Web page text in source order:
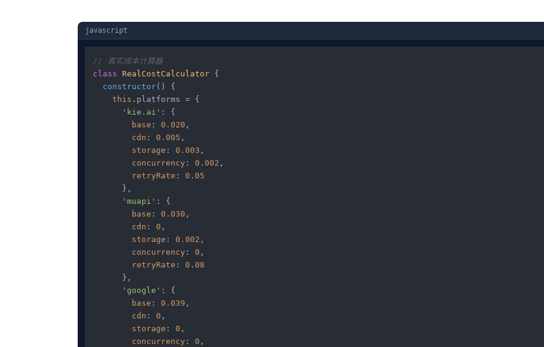
javascript
// 真实成本计算器
class
RealCostCalculator {
constructor( ) {
this . platforms = {
'kie.ai' : {
base : 0.020 ,
cdn : 0.005 ,
storage : 0.003 ,
concurrency : 0.002 ,
retryRate : 0.05
      },
'muapi' : {
base : 0.030 ,
cdn : 0 ,
storage : 0.002 ,
concurrency : 0 ,
retryRate : 0.08
      },
'google' : {
base : 0.039 ,
cdn : 0 ,
storage : 0 ,
concurrency : 0 ,